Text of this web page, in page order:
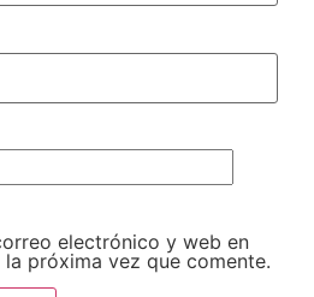
electrónico y web en
próxima vez que comente.